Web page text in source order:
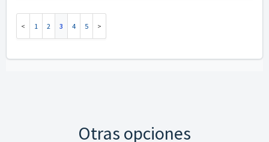
1 2 3 4 5
Otras opciones